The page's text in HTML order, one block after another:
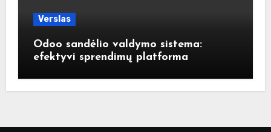
Verslas
Odoo sandėlio valdymo sistema:
efektyvi sprendimų platforma